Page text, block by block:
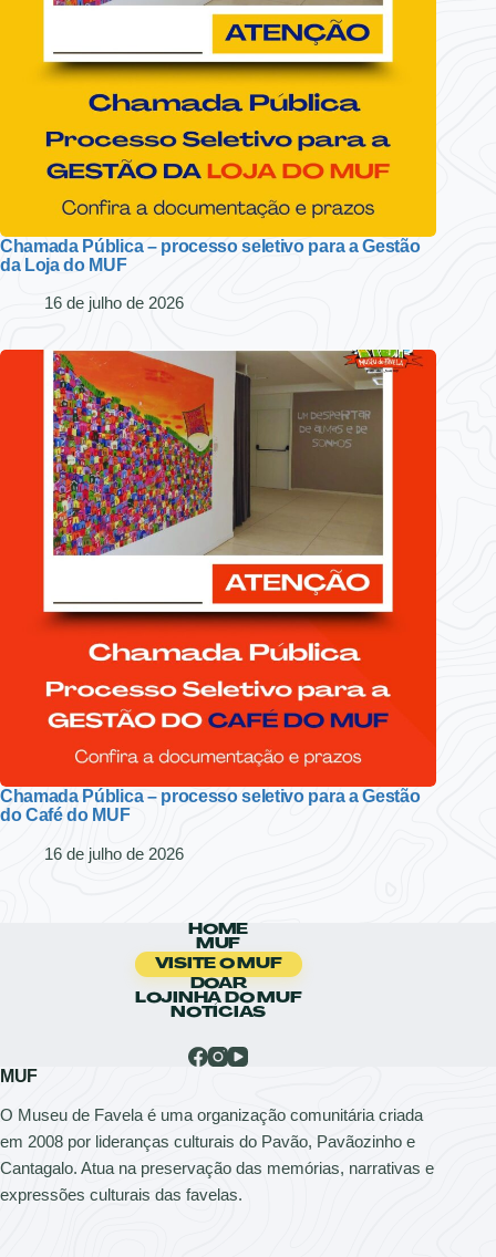
Chamada Pública – processo seletivo para a Gestão
da Loja do MUF
16 de julho de 2026
Chamada Pública – processo seletivo para a Gestão
do Café do MUF
16 de julho de 2026
HOME
MUF
VISITE O MUF
DOAR
LOJINHA DO MUF
NOTÍCIAS
MUF
O Museu de Favela é uma organização comunitária criada
em 2008 por lideranças culturais do Pavão, Pavãozinho e
Cantagalo. Atua na preservação das memórias, narrativas e
expressões culturais das favelas.